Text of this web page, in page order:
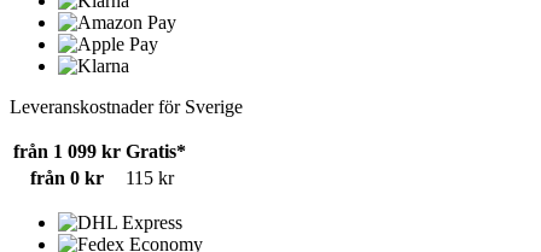
Leveranskostnader för Sverige
från 1 099 kr Gratis*
från 0 kr
115 kr